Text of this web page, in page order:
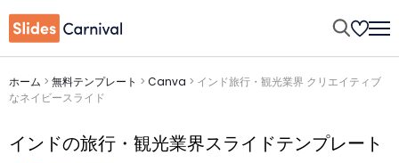
ホーム > 無料テンプレート > Canva > インド旅行・観光業界 クリエイティブ
なネイビースライド
インドの旅行・観光業界スライドテンプレート